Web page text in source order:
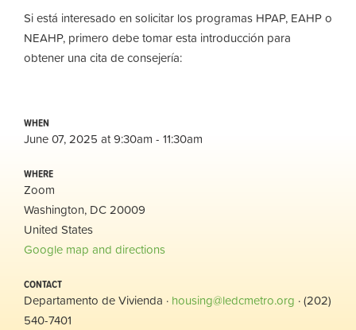
Si está interesado en solicitar los programas HPAP, EAHP o
NEAHP, primero debe tomar esta introducción para
obtener una cita de consejería:
WHEN
June 07, 2025 at 9:30am - 11:30am
WHERE
Zoom
Washington, DC 20009
United States
Google map and directions
CONTACT
Departamento de Vivienda · housing@ledcmetro.org · (202)
540-7401